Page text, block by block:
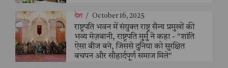
देश / October 16, 2025
राष्ट्रपति भवन में संयुक्त राष्ट्र सैन्य प्रमुखों की
भव्य मेज़बानी, राष्ट्रपति मुर्मु ने कहा - "शांति
ऐसा बीज बने, जिससे दुनिया को सुरक्षित
बचपन और सौहार्दपूर्ण समाज मिले"